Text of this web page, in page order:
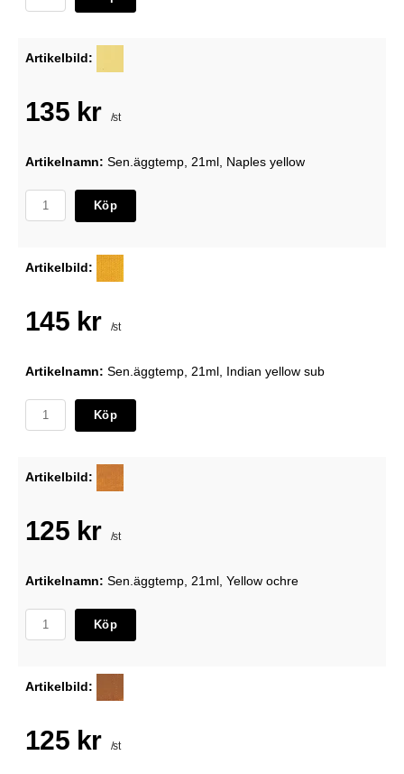
Artikelbild:
135 kr /st
Artikelnamn: Sen.äggtemp, 21ml, Naples yellow
Köp
Artikelbild:
145 kr /st
Artikelnamn: Sen.äggtemp, 21ml, Indian yellow sub
Köp
Artikelbild:
125 kr /st
Artikelnamn: Sen.äggtemp, 21ml, Yellow ochre
Köp
Artikelbild:
125 kr /st